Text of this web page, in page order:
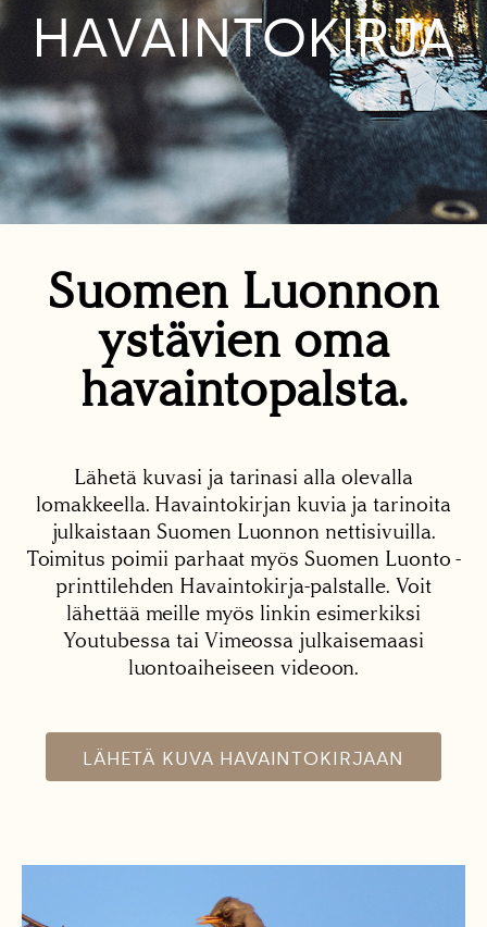
HAVAINTOKIRJA
Suomen Luonnon
ystävien oma
havaintopalsta.
Lähetä kuvasi ja tarinasi alla olevalla
lomakkeella. Havaintokirjan kuvia ja tarinoita
julkaistaan Suomen Luonnon nettisivuilla.
Toimitus poimii parhaat myös Suomen Luonto -
printtilehden Havaintokirja-palstalle. Voit
lähettää meille myös linkin esimerkiksi
Youtubessa tai Vimeossa julkaisemaasi
luontoaiheiseen videoon.
LÄHETÄ KUVA HAVAINTOKIRJAAN